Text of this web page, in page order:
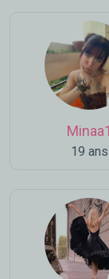
Minaa1
19 ans